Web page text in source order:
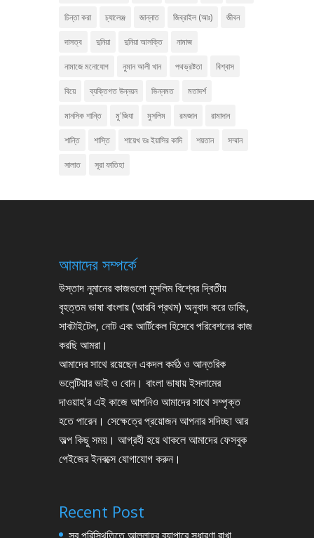
চিন্তা করা চ্যালেঞ্জ জান্নাত জিব্রাইল (আঃ) জীবন
দাসত্ব দুনিয়া দুনিয়া আসক্তি নামাজ
নামাজে মনোযোগ নুমান আলী খান পথভ্রষ্টতা বিশ্বাস
বিয়ে ব্যক্তিগত উন্নয়ন ভিন্নমত মতাদর্শ
মানসিক শান্তি মু'জিযা মুসলিম রমজান রামাদান
শান্তি শাস্তি শায়েখ ডঃ ইয়াসির কাদি শয়তান সম্মান
সালাত সূরা ফাতিহা
আমাদের সম্পর্কে
উস্তাদ নুমানের কাজগুলো মুসলিম বিশ্বের দ্বিতীয়
বৃহত্তম ভাষা বাংলায় (আরবি প্রথম) অনুবাদ করে ডাবিং,
সাবটাইটেল, নোট এবং আর্টিকেল হিসেবে পরিবেশনের কাজ
করছি আমরা।
আমাদের সাথে রয়েছেন একদল কর্মঠ ও আন্তরিক
ভলেন্টিয়ার ভাই ও বোন। বাংলা ভাষায় ইসলামের
দাওয়াহ'র এই কাজে আপনিও আমাদের সাথে সম্পৃক্ত
হতে পারেন। সেক্ষেত্রে প্রয়োজন আপনার সদিচ্ছা আর
অল্প কিছু সময়। আগ্রহী হয়ে থাকলে আমাদের ফেসবুক
পেইজের ইনবক্সে যোগাযোগ করুন।
Recent Post